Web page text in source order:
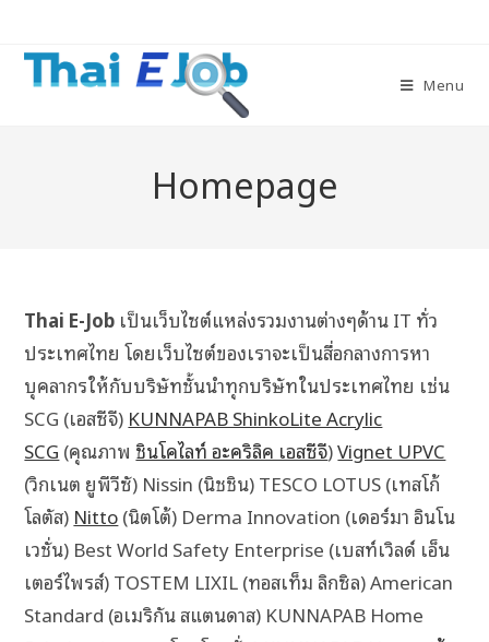
Menu
Homepage
Thai E-Job เป็นเว็บไซต์แหล่งรวมงานต่างๆด้าน IT ทั่ว
ประเทศไทย โดยเว็บไซต์ของเราจะเป็นสื่อกลางการหา
บุคลากรให้กับบริษัทชั้นนำทุกบริษัทในประเทศไทย เช่น
SCG (เอสซีจี) KUNNAPAB ShinkoLite Acrylic
SCG (คุณภาพ ชินโคไลท์ อะคริลิค เอสซีจี)Vignet UPVC
(วิกเนต ยูพีวีซั) Nissin (นิชชิน) TESCO LOTUS (เทสโก้
โลตัส) Nitto(นิตโต้) Derma Innovation (เดอร์มา อินโน
เวชั่น) Best World Safety Enterprise (เบสท์เวิลด์ เอ็น
เตอร์ไพรส์) TOSTEM LIXIL (ทอสเท็ม ลิกซิล) American
Standard (อเมริกัน สแตนดาส) KUNNAPAB Home